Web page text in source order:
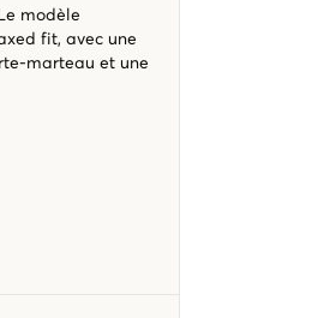
modèle
fit, avec une
marteau et une